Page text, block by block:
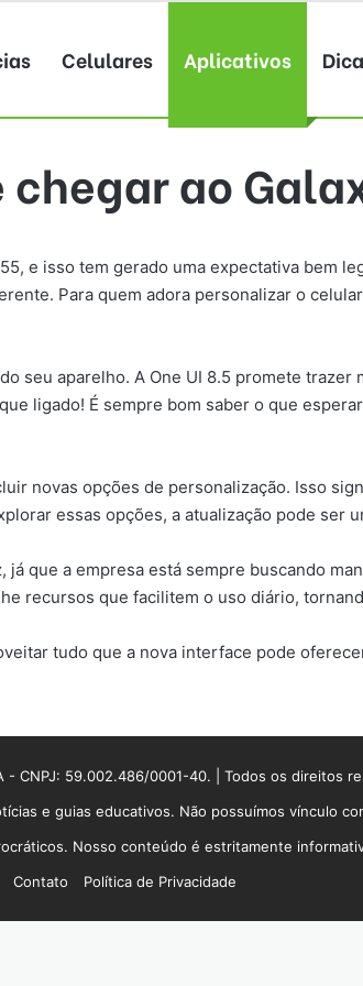
Celulares Aplicativos
chegar ao
e isso tem gerado uma expectativa bem
Para quem adora personalizar o
seu aparelho. A One UI 8.5 promete
ligado! É sempre bom saber o que
novas opções de personalização. Isso
essas opções, a atualização pode ser
que a empresa está sempre buscando
recursos que facilitem o uso diário,
tudo que a nova interface pode
- CNPJ: 59.002.486/0001-40. | Todos os direitos
e guias educativos. Não possuímos vínculo
Nosso conteúdo é estritamente
Contato Política de Privacidade